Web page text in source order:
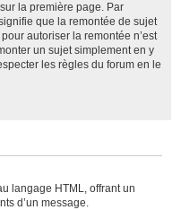
la première page. Par
que la remontée de sujet
autoriser la remontée n’est
un sujet simplement en y
les règles du forum en le
langage HTML, offrant un
d’un message.